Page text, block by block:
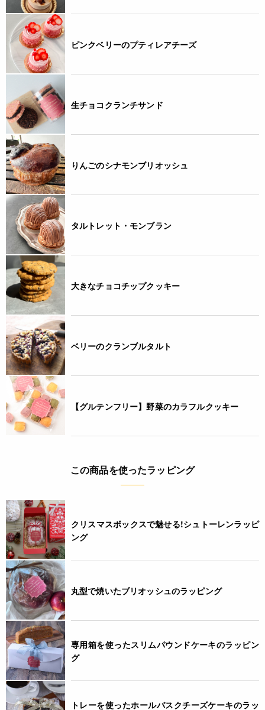
ピンクベリーのプティレアチーズ
生チョコクランチサンド
りんごのシナモンブリオッシュ
タルトレット・モンブラン
大きなチョコチップクッキー
ベリーのクランブルタルト
【グルテンフリー】野菜のカラフルクッキー
この商品を使ったラッピング
クリスマスボックスで魅せる!シュトーレンラッピ
ング
丸型で焼いたブリオッシュのラッピング
専用箱を使ったスリムパウンドケーキのラッピン
グ
トレーを使ったホールバスクチーズケーキのラッ